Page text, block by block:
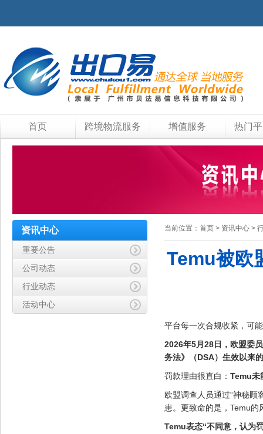
首页 跨境物流服务 增值服务 热门
资讯中心
重要公告
公司动态
行业动态
活动中心
当前位置： 首页 > 资讯中心 >
Temu被欧
平台每一次合规收紧，可
2026年5月28日，欧盟委
务法》（DSA）生效以来
罚款理由很直白： Temu未
欧盟调查人员通过“神秘顾
患。更致命的是，Temu
Temu表态“不同意，认为